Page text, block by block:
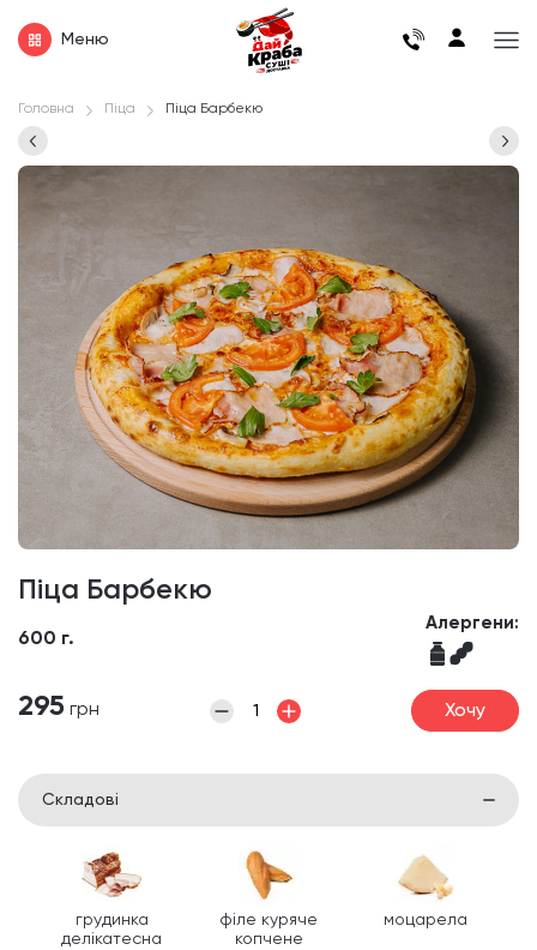
Меню
Головна Піца Піца Барбекю
Піца Барбекю
600 г.
Алергени:
295 грн Хочу
Складові
грудинка
делікатесна
філе куряче
копчене
моцарела